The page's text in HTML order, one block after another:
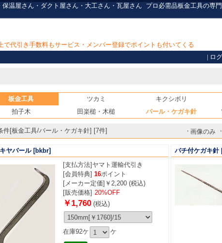
温屋さん・ダクト屋さん・大工さん・瓦屋さん プロ必需品板金工具の専
で代引き手数料もサービス・メンバー登録でポイントも付いてくる
| ロ
板金工具 ツカミ キクシボリ
拍子木
田楽槌・木槌 バール・ケガキ針
件[板金工具/バール・ケガキ針] [7件] 画像のみ
ヤバール[bkbr]
[支払方法] ヤマト運輸代引き
[会員特典] 16ポイント
[メーカー定価]￥2,200 (税込)
[販売価格] 20%OFF
￥1,760(税込)
在庫92ケ ケ
バチ付ケガキ針